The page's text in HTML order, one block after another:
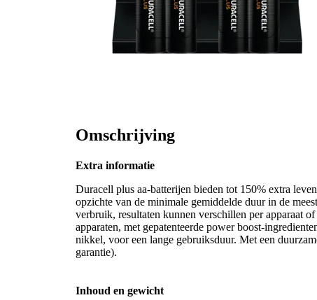
Omschrijving
Extra informatie
Duracell plus aa-batterijen bieden tot 150% extra
opzichte van de minimale gemiddelde duur in de
verbruik, resultaten kunnen verschillen per apparaat
apparaten, met gepatenteerde power boost-
nikkel, voor een lange gebruiksduur. Met een
garantie).
Inhoud en gewicht